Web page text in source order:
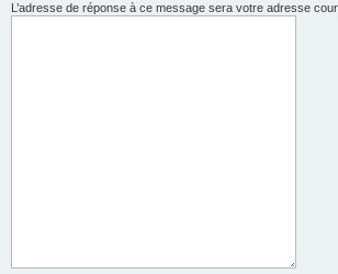
L’adresse de réponse à ce message sera votre adresse